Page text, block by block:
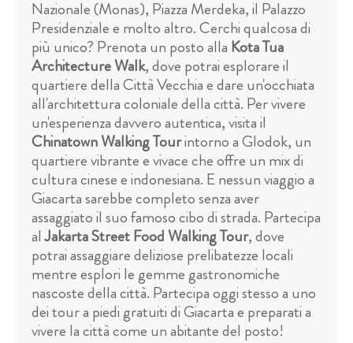
Nazionale (Monas), Piazza Merdeka, il Palazzo
Presidenziale e molto altro. Cerchi qualcosa di
più unico? Prenota un posto alla Kota Tua
Architecture Walk, dove potrai esplorare il
quartiere della Città Vecchia e dare un'occhiata
all'architettura coloniale della città. Per vivere
un'esperienza davvero autentica, visita il
Chinatown Walking Tourintorno a Glodok, un
quartiere vibrante e vivace che offre un mix di
cultura cinese e indonesiana. E nessun viaggio a
Giacarta sarebbe completo senza aver
assaggiato il suo famoso cibo di strada. Partecipa
alJakarta Street Food Walking Tour, dove
potrai assaggiare deliziose prelibatezze locali
mentre esplori le gemme gastronomiche
nascoste della città. Partecipa oggi stesso a uno
dei tour a piedi gratuiti di Giacarta e preparati a
vivere la città come un abitante del posto!